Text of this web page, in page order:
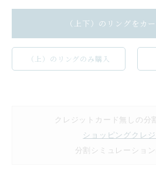
（上下）のリングをカ
（上）のリングのみ購入
クレジットカード無しの分
ショッピングクレジ
分割シミュレーション